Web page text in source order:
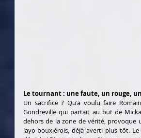
Le tournant : une faute, un rouge,
Un sacrifice ? Qu'a voulu faire
Gondreville qui partait au but de
dehors de la zone de vérité, provoque
layo-bouxiérois, déjà averti plus tôt.